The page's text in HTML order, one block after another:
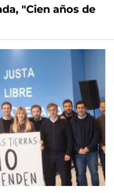
"Cien años de